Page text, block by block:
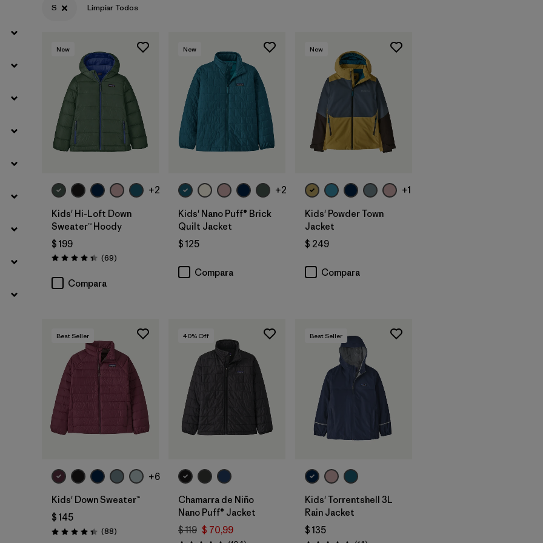
Filtrar por
Materials & Fabric
Filtrar por
Kids
Filtrar por
Warmth Index
S Limpiar Todos
New
+2
Kids' Hi-Loft Down
Sweater™ Hoody
$ 199
Valoración: 4.3 / 5
(69Comentarios
)
Compara
New
+2
Kids' Nano Puff® Brick
Quilt Jacket
$ 125
Compara
New
+1
Kids' Powder Town
Jacket
$ 249
Compara
Best Seller
+6
Kids' Down Sweater™
$ 145
Valoración: 4.3 / 5
(88Comentarios
)
40% Off
Chamarra de Niño
Nano Puff® Jacket
$ 119 $ 70,99
Best Seller
Kids' Torrentshell 3L
Rain Jacket
$ 135